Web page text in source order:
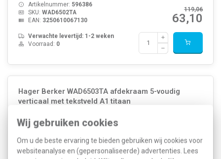
Wij gebruiken cookies
Om u de beste ervaring te bieden gebruiken wij cookies voor
websiteanalyse en (gepersonaliseerde) advertenties. Lees
119,06
63,10
Artikelnummer: 596386
SKU: WAD6502TA
EAN: 3250610067130
Verwachte levertijd: 1-2 weken
Voorraad: 0
Hager Berker WAD6503TA afdekraam 5-voudig
verticaal met tekstveld A1 titaan